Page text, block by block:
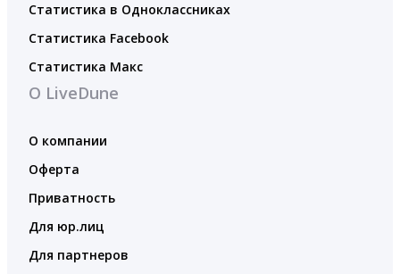
Статистика в Одноклассниках
Статистика Facebook
Статистика Макс
О LiveDune
О компании
Оферта
Приватность
Для юр.лиц
Для партнеров